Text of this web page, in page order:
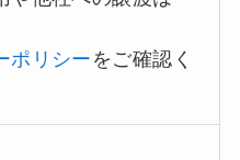
ポリシーをご確認く